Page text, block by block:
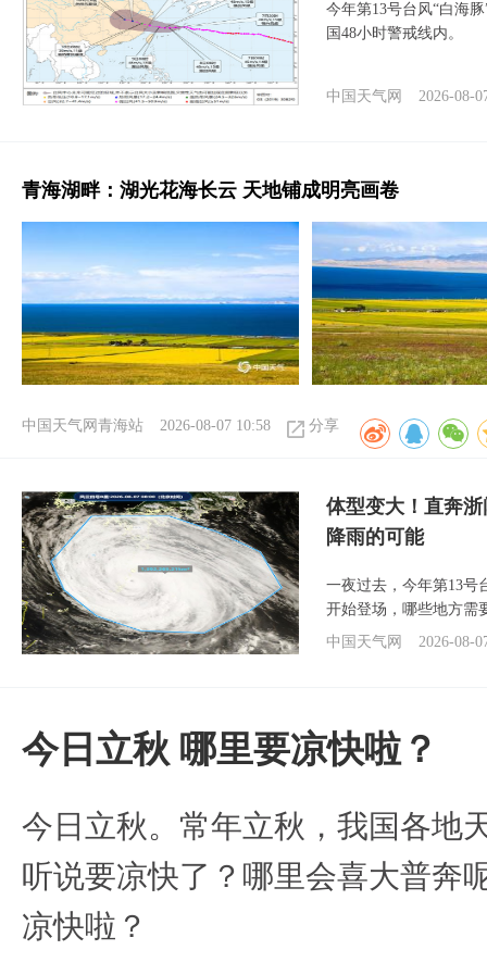
今年第13号台风“白海
国48小时警戒线内。
中国天气网 2026-08-
青海湖畔：湖光花海长云 天地铺成明亮画卷
中国天气网青海站 2026-08-07 10:58 分享
体型变大！直奔
降雨的可能
一夜过去，今年第13号
开始登场，哪些地方需
中国天气网
2026-08-
今日立秋 哪里要凉快啦？
今日立秋。常年立秋，我国各地
听说要凉快了？哪里会喜大普奔
凉快啦？